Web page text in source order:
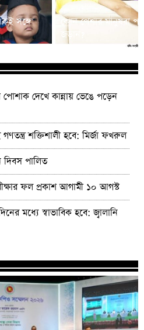
সঙ্গে
কোন পেশার মানুষরা
জড়ান?
পোশাক দেখে কান্নায় ভেঙে পড়েন
শক্তিশালী হবে: মির্জা ফখরুল
দিবস পালিত
ফল প্রকাশ আগামী ১০ আগস্ট
মধ্যে স্বাভাবিক হবে: জ্বালানি